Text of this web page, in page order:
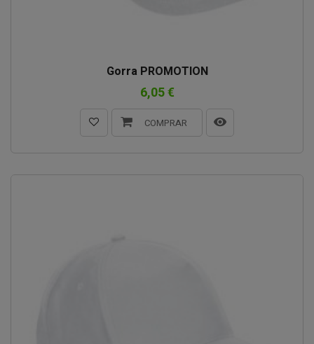
Gorra PROMOTION
6,05 €
COMPRAR